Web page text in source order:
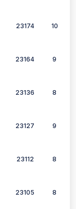
23174 10
23164 9
23136 8
23127 9
23112 8
23105 8